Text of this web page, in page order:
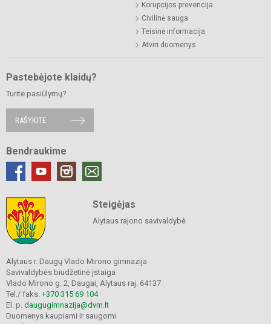
Korupcijos prevencija
Civilinė sauga
Teisinė informacija
Atviri duomenys
Pastebėjote klaidų?
Turite pasiūlymų?
RAŠYKITE
Bendraukime
Steigėjas
Alytaus rajono savivaldybė
Alytaus r. Daugų Vlado Mirono gimnazija
Savivaldybės biudžetinė įstaiga
Vlado Mirono g. 2, Daugai, Alytaus raj. 64137
Tel./ faks. +370 315 69 104
El. p. daugugimnazija@dvm.lt
Duomenys kaupiami ir saugomi